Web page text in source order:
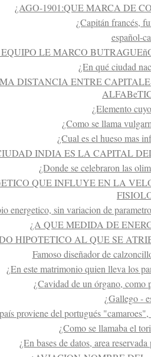
¿AGO-1901:QUE MARCA DE
¿Capitán francés,
español-
LE MARCO
¿En qué ciudad
DISTANCIA ENTRE
¿Elemento
¿Como se llama
¿Cual es el hueso mas
INDIA ES LA CAPITAL
¿Donde se celebraron las
QUE INFLUYE EN LA
energetico, sin variacion de
¿A QUE MEDIDA DE
HIPOTETICO AL QUE SE
Famoso diseñador de
¿En este matrimonio quien lleva los
¿Cavidad de un órgano,
¿Gallego -
proviene del portugués
¿Como se llamaba el
¿En bases de datos, area